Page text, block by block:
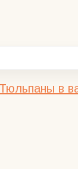
Тюльпаны в